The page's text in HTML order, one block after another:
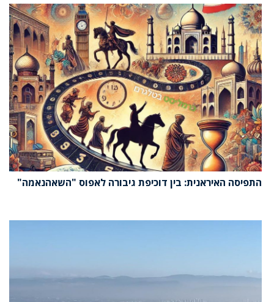
התפיסה האיראנית: בין דוכיפת גיבורה לאפוס "השאהנאמה"